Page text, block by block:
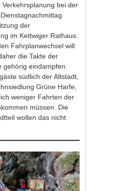
Verkehrsplanung bei der
der
im Kettwiger Rathaus.
Fahrplanwechsel will
die Takte der
gehörig eindampfen.
südlich der Altstadt,
Grüne Harfe,
weniger Fahrten der
müssen. Die
wollen das nicht